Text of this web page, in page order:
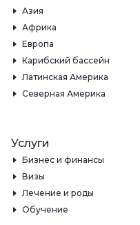
Азия
Африка
Европа
Карибский бассейн
Латинская Америка
Северная Америка
Услуги
Бизнес и финансы
Визы
Лечение и роды
Обучение